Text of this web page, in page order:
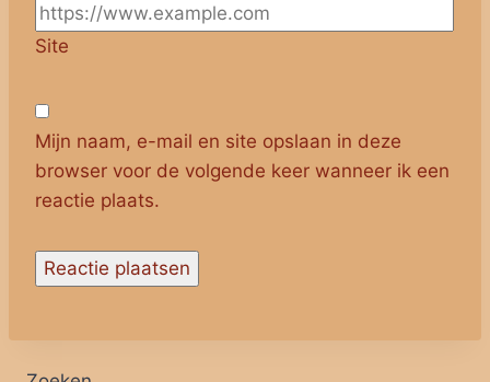
Site
Mijn naam, e-mail en site opslaan in deze
browser voor de volgende keer wanneer ik een
reactie plaats.